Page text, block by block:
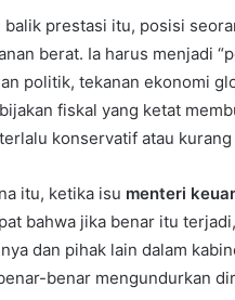
balik prestasi itu, posisi
berat. Ia harus menjadi
politik, tekanan ekonomi
fiskal yang ketat
konservatif atau
itu, ketika isu menteri
bahwa jika benar itu
dan pihak lain dalam
benar mengundurkan